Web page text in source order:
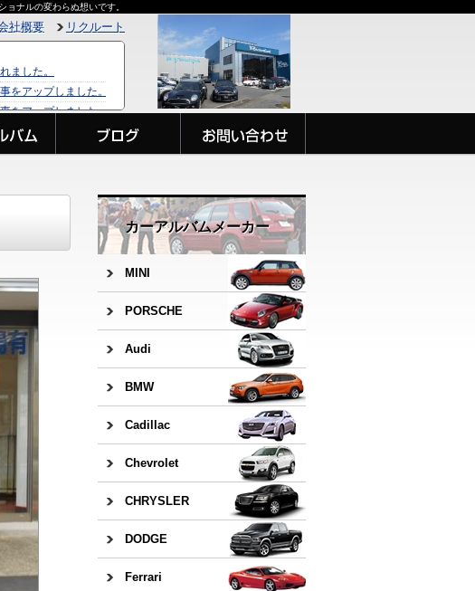
ナルの変わらぬ想いです。
社概要 リクルート
カーアルバムメーカー
MINI
PORSCHE
Audi
BMW
Cadillac
Chevrolet
CHRYSLER
DODGE
Ferrari